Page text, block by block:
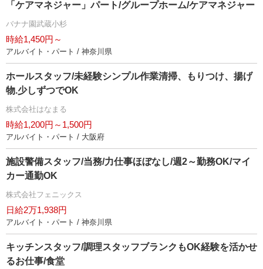
「ケアマネジャー」パート/グループホーム/ケアマネジャー
バナナ園武蔵小杉
時給1,450円～
アルバイト・パート / 神奈川県
ホールスタッフ/未経験シンプル作業清掃、もりつけ、揚げ
物.少しずつでOK
株式会社はなまる
時給1,200円～1,500円
アルバイト・パート / 大阪府
施設警備スタッフ/当務/力仕事ほぼなし/週2～勤務OK/マイ
カー通勤OK
株式会社フェニックス
日給2万1,938円
アルバイト・パート / 神奈川県
キッチンスタッフ/調理スタッフブランクもOK経験を活かせ
るお仕事/食堂